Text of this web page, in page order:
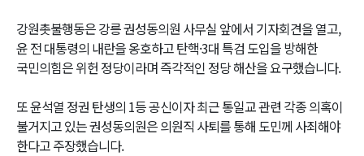
강원촛불행동은 강릉 권성동의원 사무실 앞에서 기자회견을 열고,
윤 전 대통령의 내란을 옹호하고 탄핵·3대 특검 도입을 방해한
국민의힘은 위헌 정당이라며 즉각적인 정당 해산을 요구했습니다.
또 윤석열 정권 탄생의 1등 공신이자 최근 통일교 관련 각종 의혹이
불거지고 있는 권성동의원은 의원직 사퇴를 통해 도민께 사죄해야
한다고 주장했습니다.